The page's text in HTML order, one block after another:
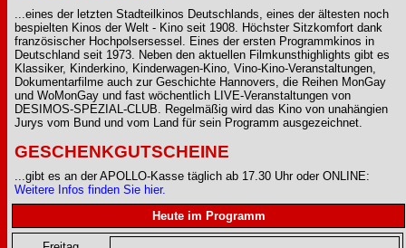
...eines der letzten Stadteilkinos Deutschlands, eines der ältesten noch
bespielten Kinos der Welt - Kino seit 1908. Höchster Sitzkomfort dank
französischer Hochpolsersessel. Eines der ersten Programmkinos in
Deutschland seit 1973. Neben den aktuellen Filmkunsthighlights gibt es
Klassiker, Kinderkino, Kinderwagen-Kino, Vino-Kino-Veranstaltungen,
Dokumentarfilme auch zur Geschichte Hannovers, die Reihen MonGay
und WoMonGay und fast wöchentlich LIVE-Veranstaltungen von
DESIMOS-SPEZIAL-CLUB. Regelmäßig wird das Kino von unahängien
Jurys vom Bund und vom Land für sein Programm ausgezeichnet.
GESCHENKGUTSCHEINE
...gibt es an der APOLLO-Kasse täglich ab 17.30 Uhr oder ONLINE:
Weitere Infos finden Sie hier.
Heute im Programm